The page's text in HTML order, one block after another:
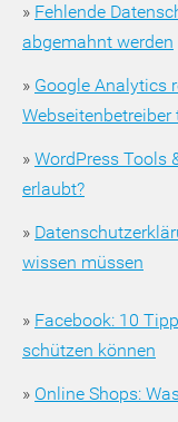
» Fehlende
abgemahnt werden
» Google Analytics
» WordPress Tools
erlaubt?
»
wissen müssen
» Facebook: 10
schützen können
» Online Shops: